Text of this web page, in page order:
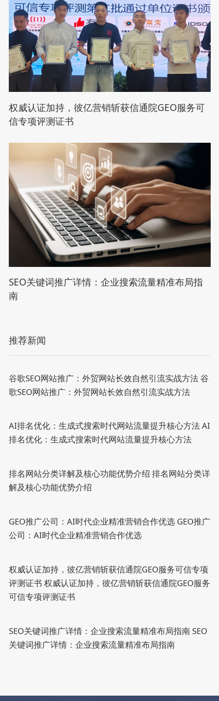
权威认证加持，彼亿营销斩获信通院GEO服务可
信专项评测证书
SEO关键词推广详情：企业搜索流量精准布局指
南
推荐新闻
谷歌SEO网站推广：外贸网站长效自然引流实战方法谷
歌SEO网站推广：外贸网站长效自然引流实战方法
AI排名优化：生成式搜索时代网站流量提升核心方法AI
排名优化：生成式搜索时代网站流量提升核心方法
排名网站分类详解及核心功能优势介绍 排名网站分类详
解及核心功能优势介绍
GEO推广公司：AI时代企业精准营销合作优选 GEO推广
公司：AI时代企业精准营销合作优选
权威认证加持，彼亿营销斩获信通院GEO服务可信专项
评测证书 权威认证加持，彼亿营销斩获信通院GEO服务
可信专项评测证书
SEO关键词推广详情：企业搜索流量精准布局指南SEO
关键词推广详情：企业搜索流量精准布局指南